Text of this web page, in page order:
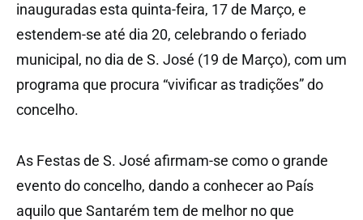
inauguradas esta quinta-feira, 17 de Março, e
estendem-se até dia 20, celebrando o feriado
municipal, no dia de S. José (19 de Março), com um
programa que procura “vivificar as tradições” do
concelho.
As Festas de S. José afirmam-se como o grande
evento do concelho, dando a conhecer ao País
aquilo que Santarém tem de melhor no que